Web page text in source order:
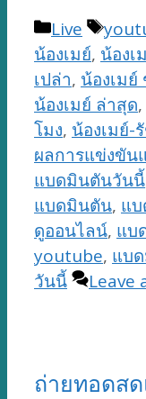
Categories
Live Tags
น้องเมย์, น้องเ
เปล่า, น้องเม
น้องเมย์ ล่าสุด,
โมง, น้องเมย์-
ผลการแข่งขั
แบดมินตันวันนี้
แบดมินตัน, แ
ดูออนไลน์, แบ
youtube, แบ
วันนี้
Leave
ถ่ายทอดส